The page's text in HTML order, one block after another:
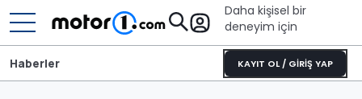
Daha kişisel bir
deneyim için
KAYIT OL / GİRİŞ YAP
Haberler